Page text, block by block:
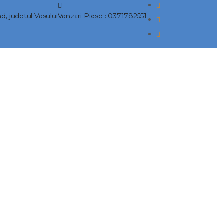
Vanzari Piese : 0371782551
judetul Vasului